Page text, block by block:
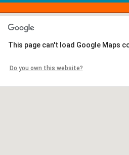
This page can't load Google Maps
Do you own this website?